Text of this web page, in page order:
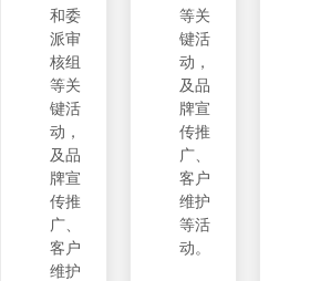
和委
派审
核组
等关
键活
动，
及品
牌宣
传推
广、
客户
维护
等关
键活
动，
及品
牌宣
传推
广、
客户
维护
等活
动。